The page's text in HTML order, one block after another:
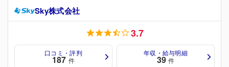
Sky株式会社
3.7
口コミ・評判
187 件
年収・給与明細
39 件